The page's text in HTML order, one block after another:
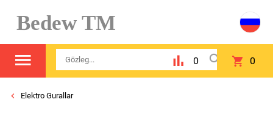
Bedew TM
0 0
Elektro Gurallar